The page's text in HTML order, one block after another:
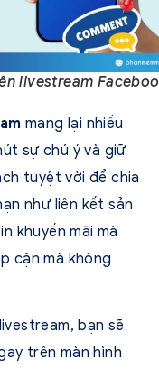
livestream
mang lại nhiều
sự chú ý và giữ
tuyệt vời để chia
như liên kết sản
khuyến mãi mà
cận mà không
bạn sẽ
trên màn hình